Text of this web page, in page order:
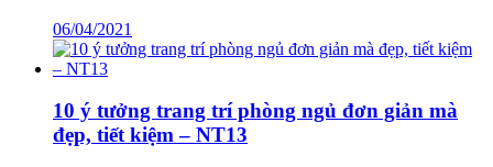
06/04/2021
10 ý tưởng trang trí phòng ngủ đơn giản mà
đẹp, tiết kiệm – NT13